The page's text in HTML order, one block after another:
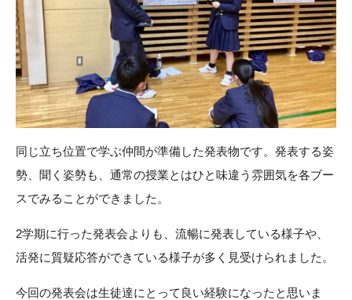
同じ立ち位置で学ぶ仲間が準備した発表物です。発表する姿
勢、聞く姿勢も、通常の授業とはひと味違う雰囲気を各ブー
スでみることができました。
2学期に行った発表会よりも、流暢に発表している様子や、
活発に質疑応答ができている様子が多く見受けられました。
今回の発表会は生徒達にとって良い経験になったと思いま